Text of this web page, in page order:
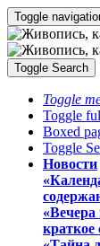
Toggle
Toggle Search
Toggle
Toggle
Boxed
Toggle
Новости
краткое